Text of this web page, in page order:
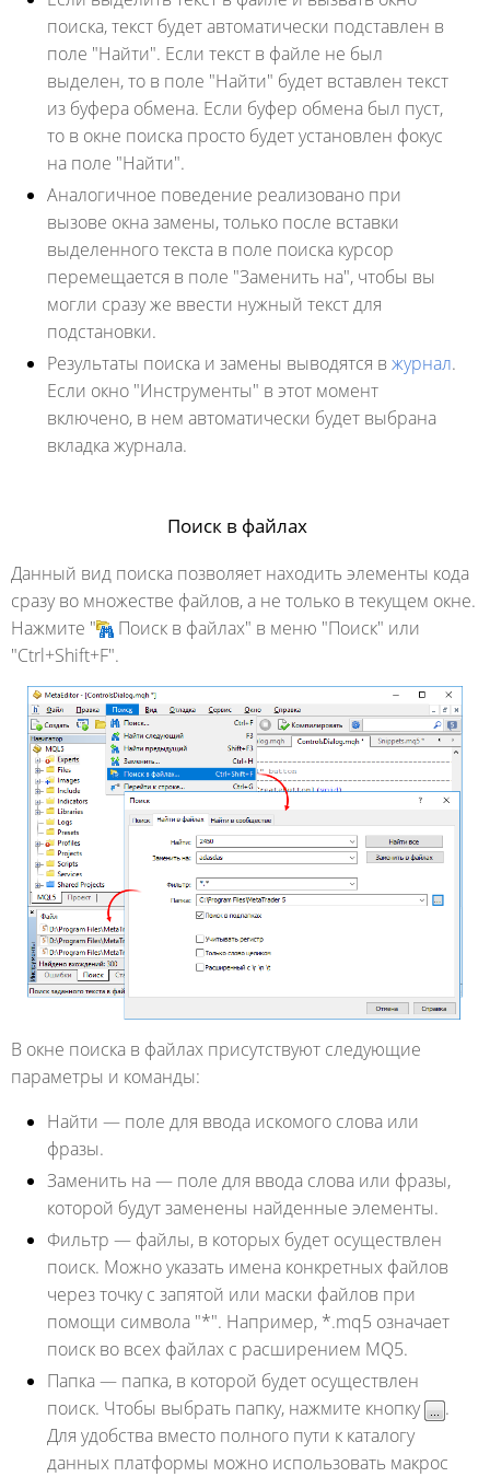
поиска, текст будет автоматически подставлен в
поле "Найти". Если текст в файле не был
выделен, то в поле "Найти" будет вставлен текст
из буфера обмена. Если буфер обмена был пуст,
то в окне поиска просто будет установлен фокус
на поле "Найти".
Аналогичное поведение реализовано при
вызове окна замены, только после вставки
выделенного текста в поле поиска курсор
перемещается в поле "Заменить на", чтобы вы
могли сразу же ввести нужный текст для
подстановки.
Результаты поиска и замены выводятся вжурнал.
Если окно "Инструменты" в этот момент
включено, в нем автоматически будет выбрана
вкладка журнала.
Поиск в файлах
Данный вид поиска позволяет находить элементы кода
сразу во множестве файлов, а не только в текущем окне.
Нажмите "
Поиск в файлах" в меню "Поиск" или
"Ctrl+Shift+F".
В окне поиска в файлах присутствуют следующие
параметры и команды:
Найти — поле для ввода искомого слова или
фразы.
Заменить на— поле для ввода слова или фразы,
которой будут заменены найденные элементы.
Фильтр — файлы, в которых будет осуществлен
поиск. Можно указать имена конкретных файлов
через точку с запятой или маски файлов при
помощи символа "*". Например, *.mq5 означает
поиск во всех файлах с расширением MQ5.
Папка— папка, в которой будет осуществлен
поиск. Чтобы выбрать папку, нажмите кнопку
.
Для удобства вместо полного пути к каталогу
данных платформы можно использовать макрос